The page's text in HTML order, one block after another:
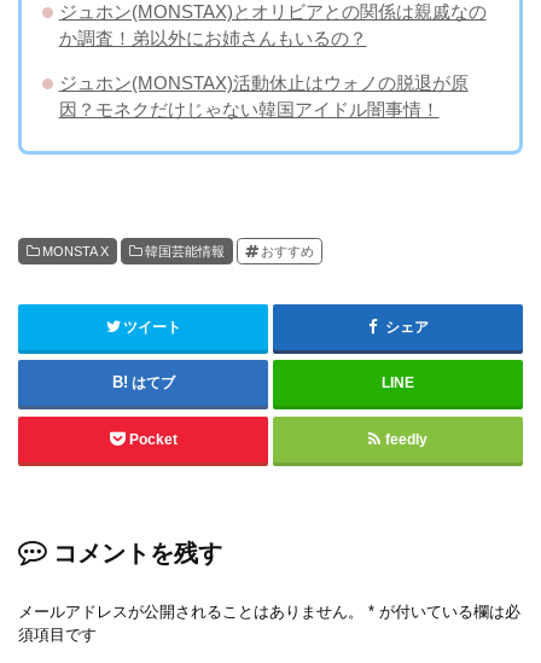
ジュホン(MONSTAX)とオリビアとの関係は親戚なの
か調査！弟以外にお姉さんもいるの？
ジュホン(MONSTAX)活動休止はウォノの脱退が原
因？モネクだけじゃない韓国アイドル闇事情！
MONSTA X 韓国芸能情報 おすすめ
ツイート シェア
はてブ LINE
Pocket feedly
コメントを残す
メールアドレスが公開されることはありません。 * が付いている欄は必
須項目です